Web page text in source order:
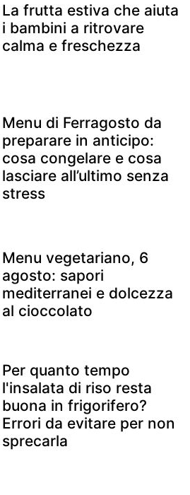
La frutta estiva che aiuta
i bambini a ritrovare
calma e freschezza
Menu di Ferragosto da
preparare in anticipo:
cosa congelare e cosa
lasciare all’ultimo senza
stress
Menu vegetariano, 6
agosto: sapori
mediterranei e dolcezza
al cioccolato
Per quanto tempo
l'insalata di riso resta
buona in frigorifero?
Errori da evitare per non
sprecarla